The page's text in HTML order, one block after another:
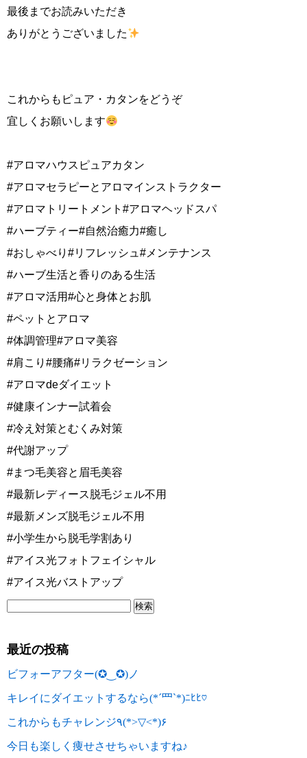
最後までお読みいただき
ありがとうございました
これからもピュア・カタンをどうぞ
宜しくお願いします
#アロマハウスピュアカタン
#アロマセラピーとアロマインストラクター
#アロマトリートメント#アロマヘッドスパ
#ハーブティー#自然治癒力#癒し
#おしゃべり#リフレッシュ#メンテナンス
#ハーブ生活と香りのある生活
#アロマ活用#心と身体とお肌
#ペットとアロマ
#体調管理#アロマ美容
#肩こり#腰痛#リラクゼーション
#アロマdeダイエット
#健康インナー試着会
#冷え対策とむくみ対策
#代謝アップ
#まつ毛美容と眉毛美容
#最新レディース脱毛ジェル不用
#最新メンズ脱毛ジェル不用
#小学生から脱毛学割あり
#アイス光フォトフェイシャル
#アイス光バストアップ
最近の投稿
ビフォーアフター(✪‿✪)ノ
キレイにダイエットするなら(*´罒`*)ﾆﾋﾋ♡
これからもチャレンジ٩(*>▽<*)۶
今日も楽しく痩せさせちゃいますね♪